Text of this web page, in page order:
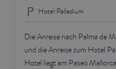
Hotel Palladium
Die Anreise nach Palma de
und die Anreise zum Hotel
Hotel liegt am Paseo